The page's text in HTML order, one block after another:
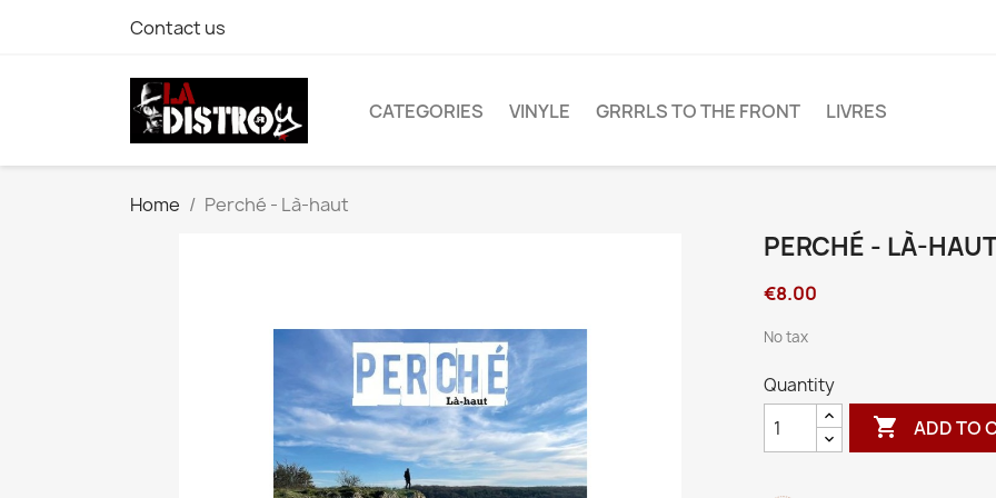
Contact us
CATEGORIES VINYLE GRRRLS TO THE FRONT LIVRES
Home Perché - Là-haut
PERCHÉ - LÀ-
€8.00
No tax
Quantity
 ADD TO